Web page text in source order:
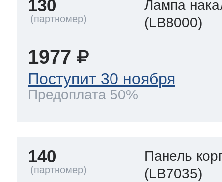
130
Лампа
(LB8000)
1977
Поступит 30 ноября
Предоплата 50%
140
Панель
(LB7035)